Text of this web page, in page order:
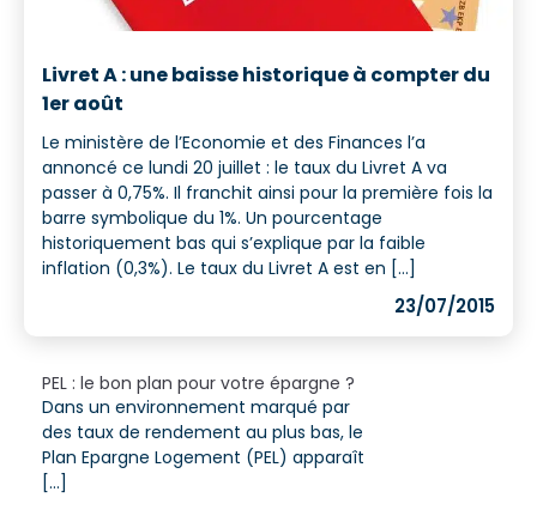
Livret A : une baisse historique à compter du
1er août
Le ministère de l’Economie et des Finances l’a
annoncé ce lundi 20 juillet : le taux du Livret A va
passer à 0,75%. Il franchit ainsi pour la première fois la
barre symbolique du 1%. Un pourcentage
historiquement bas qui s’explique par la faible
inflation (0,3%). Le taux du Livret A est en [...]
23/07/2015
PEL : le bon plan pour votre épargne ?
Dans un environnement marqué par
des taux de rendement au plus bas, le
Plan Epargne Logement (PEL) apparaît
[...]